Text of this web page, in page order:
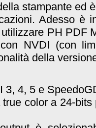
stampante ed
Adesso è
PH PDF
NVDI (con
della
3, 4, 5 e
color a 24-